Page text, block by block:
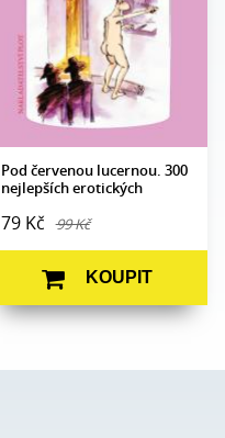
Pod červenou lucernou. 300
nejlepších erotických
79 Kč 99 Kč
Ilustrace Jiří Novák a
Jaroslav Skoupý
Datum
vydání:
16. 6. 2021
KOUPIT